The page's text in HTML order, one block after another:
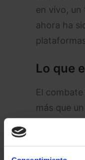
en vivo,
ahora ha
Lo que
El combate
más que